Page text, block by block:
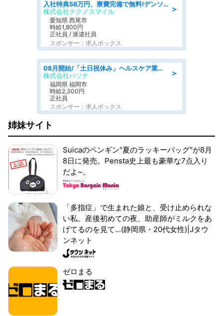
＞
入社特典58万円、寮費完備で無料!デンソーで働こう!自動車工場で小型部品の検査業務 denso aichi
株式会社テクノスマイル
愛知県 西尾市
時給1,800円
正社員 / 派遣社員
スポンサー：求人ボックス
＞
08月開始/「土日祝休み」ヘルスケア業界の産業保健師/高時給/未経験OK/要資格:保健師、正看護師
株式会社パソナ
福岡県 福岡市
時給2,300円
正社員
スポンサー：求人ボックス
姉妹サイト
Suicaのペンギン"夏のラッキーバッグ"が8月
8日に発売。Pensta史上最も豪華な7点入り
だよ~。
「多指症」で生まれた娘と、受け止められな
い私。産後初めての夜、助産師がミルクをあ
げてるのを見て...(静岡県・20代女性)|Jタウ
ンネット
ゼロまる